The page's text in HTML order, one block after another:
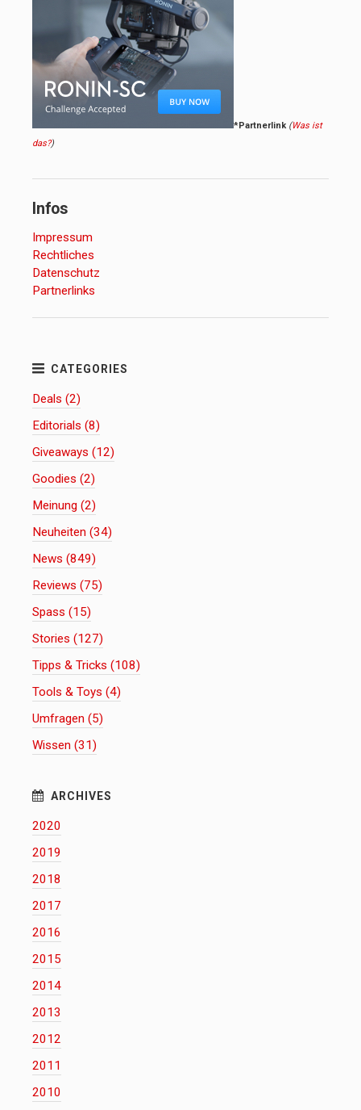
*Partnerlink (Was ist
das?)
Infos
Impressum
Rechtliches
Datenschutz
Partnerlinks
Deals (2)
Editorials (8)
Giveaways (12)
Goodies (2)
Meinung (2)
Neuheiten (34)
News (849)
Reviews (75)
Spass (15)
Stories (127)
Tipps & Tricks (108)
Tools & Toys (4)
Umfragen (5)
Wissen (31)
2020
2019
2018
2017
2016
2015
2014
2013
2012
2011
2010